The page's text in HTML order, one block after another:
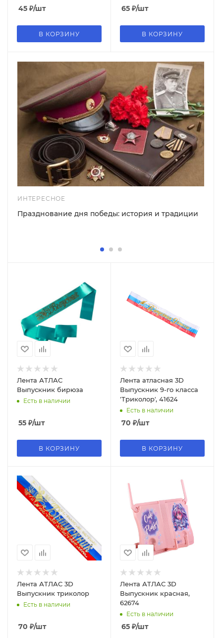
45 ₽/шт
В КОРЗИНУ
65 ₽/шт
В КОРЗИНУ
ИНТЕРЕСНОЕ
Празднование дня победы: история и традиции
Лента АТЛАС
Выпускник бирюза
Есть в наличии
55 ₽/шт
В КОРЗИНУ
Лента атласная 3D
Выпускник 9-го класса
'Триколор', 41624
Есть в наличии
70 ₽/шт
В КОРЗИНУ
Лента АТЛАС 3D
Выпускник триколор
Есть в наличии
70 ₽/шт
Лента АТЛАС 3D
Выпускник красная,
62674
Есть в наличии
65 ₽/шт